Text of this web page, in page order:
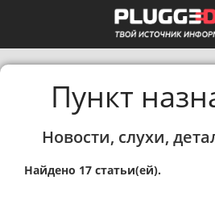
Пункт
Новости, слухи,
Найдено 17 статьи(ей).